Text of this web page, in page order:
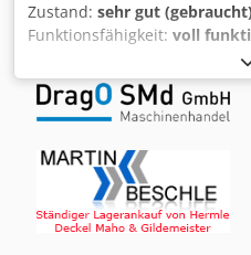
Zustand: sehr gut
Funktionsfähigkeit: voll
Maschinen-/
Stangenlänge:3.200 mm,
mm , Stangendurchmesser
IEMCA Boss 551E
weltweit am häufigsten
lange Stangen, von dem
installiert wurden. Der Boss
Stangenladeautomat, der